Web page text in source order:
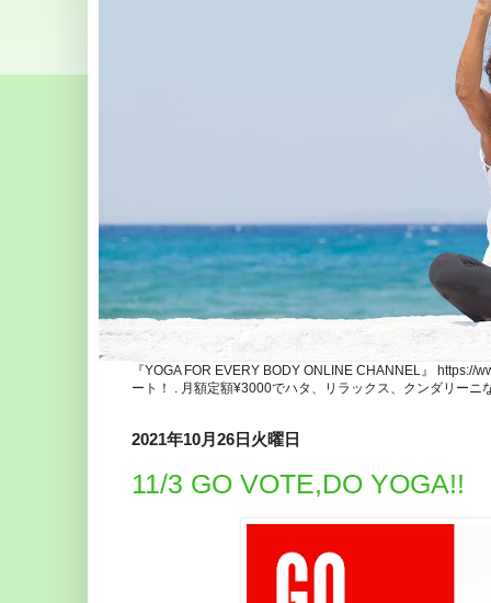
『YOGA FOR EVERY BODY ONLINE CHANNEL』
ート！ . 月額定額¥3000でハタ、リラックス、クンダリー
2021年10月26日火曜日
11/3 GO VOTE,DO YOGA!!